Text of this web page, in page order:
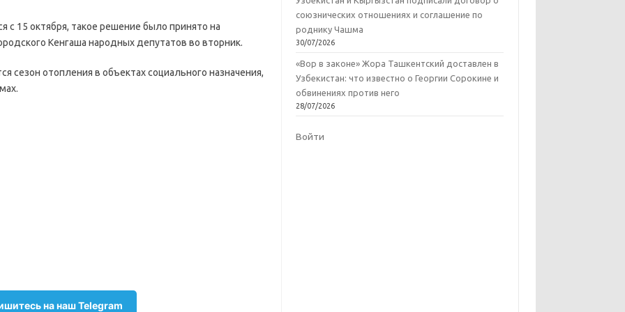
с 15 октября, такое решение было принято на
Кенгаша народных депутатов во вторник.
сезон отопления в объектах социального назначения,
на наш Telegram
союзнических отношениях и соглашение по
роднику Чашма
30/07/2026
«Вор в законе» Жора Ташкентский доставлен в
Узбекистан: что известно о Георгии Сорокине и
обвинениях против него
28/07/2026
Войти